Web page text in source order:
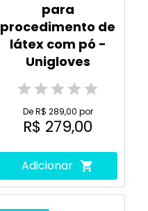
para
procedimento de
látex com pó -
Unigloves
De R$ 289,00 por
R$ 279,00
Adicionar